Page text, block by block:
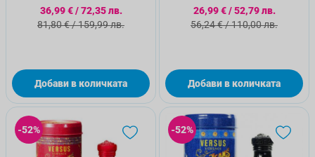
Специална цена
36,99 €/72,35 лв.
Стандартна цена
81,80 €/159,99 лв.
Добави в количката
Специална цена
26,99 €/52,79 лв.
Стандартна цена
56,24 €/110,00 лв.
Добави в количката
-52% -52%